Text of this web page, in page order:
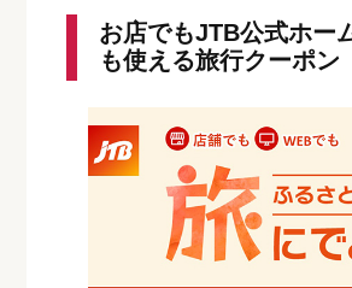
お店でもJTB公式ホー
も使える旅行クーポン